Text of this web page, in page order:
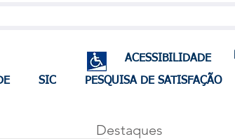
ACESSIBILIDADE
SIC PESQUISA DE SATISFAÇÃO
Destaques